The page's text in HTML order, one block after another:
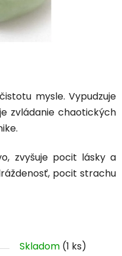
mysle. Vypudzuje
zvládanie chaotických
zvyšuje pocit lásky a
pocit strachu
Skladom (1 ks)